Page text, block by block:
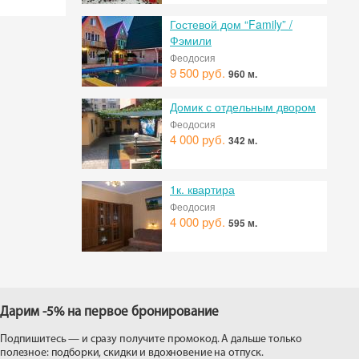
Гостевой дом “Family” /
Фэмили
Феодосия
9 500 руб. 960 м.
Домик с отдельным двором
Феодосия
4 000 руб. 342 м.
1к. квартира
Феодосия
4 000 руб. 595 м.
Дарим -5% на первое бронирование
Подпишитесь — и сразу получите промокод. А дальше только
полезное: подборки, скидки и вдохновение на отпуск.